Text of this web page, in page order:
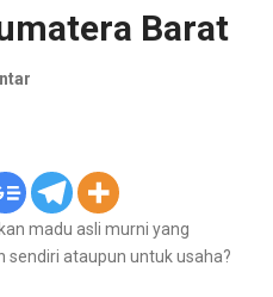
Barat
madu asli murni yang
sendiri ataupun untuk usaha?